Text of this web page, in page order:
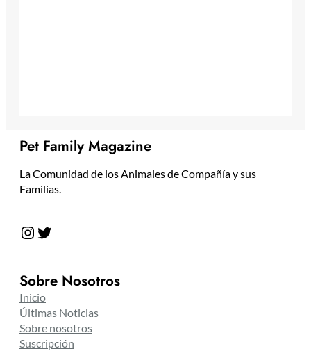
Pet Family Magazine
La Comunidad de los Animales de Compañía y sus
Familias.
Instagram Twitter
Sobre Nosotros
Inicio
Últimas Noticias
Sobre nosotros
Suscripción